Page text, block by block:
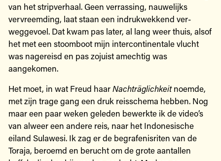
van het stripverhaal. Geen verrassing, nauwelijks
vervreemding, laat staan een indrukwekkend ver-
weggevoel. Dat kwam pas later, al lang weer thuis, alsof
het met een stoomboot mijn intercontinentale vlucht
was nagereisd en pas zojuist amechtig was
aangekomen.
Het moet, in wat Freud haarNachträglichkeitnoemde,
met zijn trage gang een druk reisschema hebben. Nog
maar een paar weken geleden bewerkte ik de video’s
van alweer een andere reis, naar het Indonesische
eiland Sulawesi. Ik zag er de begrafenisriten van de
Toraja, beroemd en berucht om de grote aantallen